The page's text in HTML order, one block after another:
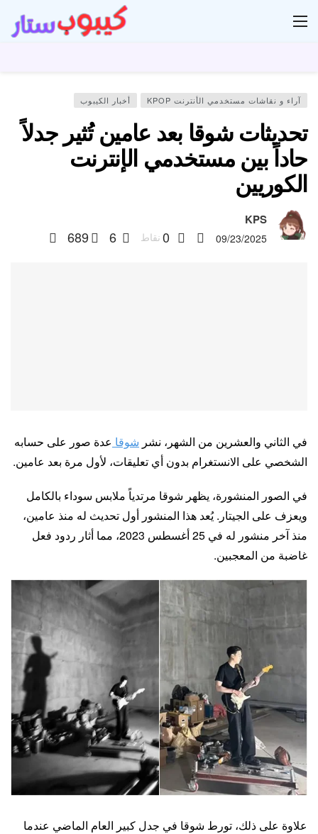
آراء و نقاشات مستخدمي الأنترنت KPOP أخبار الكيبوب
تحديثات شوقا بعد عامين تُثير جدلاً
حاداً بين مستخدمي الإنترنت
الكوريين
KPS
09/23/2025
0 نقاط 6
689
في الثاني والعشرين من الشهر، نشر شوقا عدة صور على حسابه
الشخصي على الانستغرام بدون أي تعليقات، لأول مرة بعد عامين.
في الصور المنشورة، يظهر شوقا مرتدياً ملابس سوداء بالكامل
ويعزف على الجيتار. يُعد هذا المنشور أول تحديث له منذ عامين،
منذ آخر منشور له في 25 أغسطس 2023، مما أثار ردود فعل
غاضبة من المعجبين.
علاوة على ذلك، تورط شوقا في جدل كبير العام الماضي عندما